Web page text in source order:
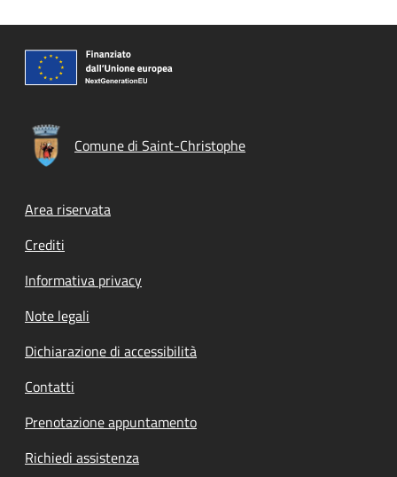
Comune di Saint-Christophe
Footer menu
Area riservata
Crediti
Informativa privacy
Note legali
Dichiarazione di accessibilità
Contatti
Prenotazione appuntamento
Richiedi assistenza